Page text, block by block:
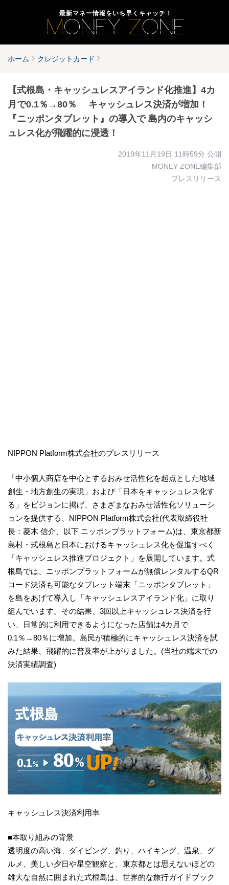
最新マネー情報をいち早くキャッチ！
ホーム クレジットカード
【式根島・キャッシュレスアイランド化推進】4カ
月で0.1％→80％ キャッシュレス決済が増加！
『ニッポンタブレット』の導入で 島内のキャッシ
ュレス化が飛躍的に浸透！
2019年11月19日 11時59分 公開
MONEY ZONE編集部
プレスリリース
NIPPON Platform株式会社のプレスリリース
「中小個人商店を中心とするおみせ活性化を起点とした地域
創生・地方創生の実現」および「日本をキャッシュレス化す
る」をビジョンに掲げ、さまざまなおみせ活性化ソリューシ
ョンを提供する、NIPPON Platform株式会社(代表取締役社
長：菱木 信介、以下 ニッポンプラットフォーム)は、東京都新
島村・式根島と日本におけるキャッシュレス化を促進すべく
「キャッシュレス推進プロジェクト」を展開しています。式
根島では、ニッポンプラットフォームが無償レンタルするQR
コード決済も可能なタブレット端末「ニッポンタブレット」
を島をあげて導入し「キャッシュレスアイランド化」に取り
組んでいます。その結果、3回以上キャッシュレス決済を行
い、日常的に利用できるようになった店舗は4カ月で
0.1％→80％に増加。島民が積極的にキャッシュレス決済を試
みた結果、飛躍的に普及率が上がりました。(当社の端末での
決済実績調査)
キャッシュレス決済利用率
■本取り組みの背景
透明度の高い海、ダイビング、釣り、ハイキング、温泉、グ
ルメ、美しい夕日や星空観察と、東京都とは思えないほどの
雄大な自然に囲まれた式根島は、世界的な旅行ガイドブック